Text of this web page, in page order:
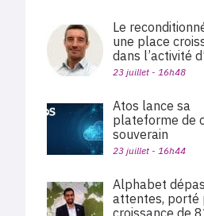
Le
une place
dans l’activité
23 juillet - 16h48
Atos lance sa
plateforme de
souverain
23 juillet - 16h44
Alphabet
attentes, porté
croissance de